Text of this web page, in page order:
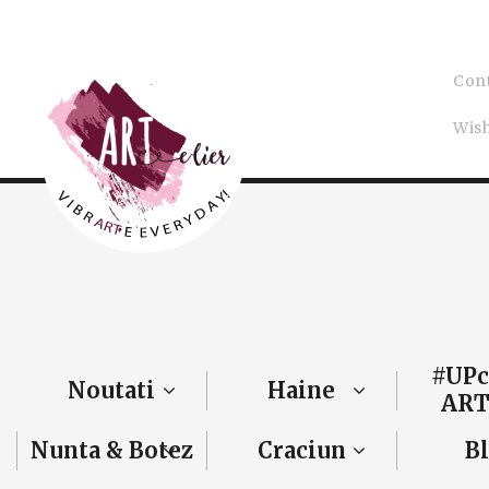
Noutati Haine
Nunta & Botez
Craciun